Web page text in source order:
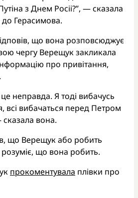
з Днем Росіі?”, — сказала
Герасимова.
що вона розповсюджує
чергу Верещук закликала
про привітання,
неправда. Я тоді вибачусь
всі вибачаться перед Петром
вона.
що Верещук або робить
що вона робить.
прокоментувала плівки про